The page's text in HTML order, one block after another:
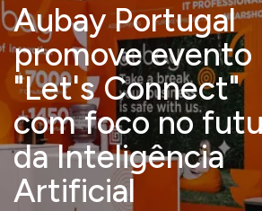
Aubay Portugal
promove evento
"Let's Connect"
com foco no
da Inteligência
Artificial